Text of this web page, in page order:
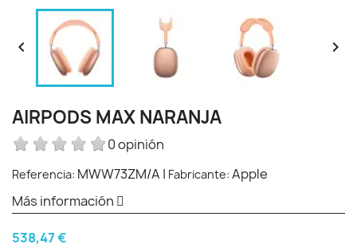
 
AIRPODS MAX NARANJA
0 opinión
Referencia: MWW73ZM/A | Fabricante: Apple
Más información
538,47 €